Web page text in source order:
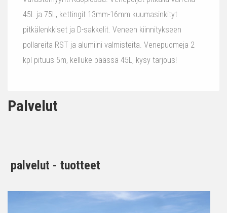
45L ja 75L, kettingit 13mm-16mm kuumasinkityt
pitkälenkkiset ja D-sakkelit. Veneen kiinnitykseen
pollareita RST ja alumiini valmisteita. Venepuomeja 2
kpl pituus 5m, kelluke päässä 45L, kysy tarjous!
Palvelut
palvelut - tuotteet